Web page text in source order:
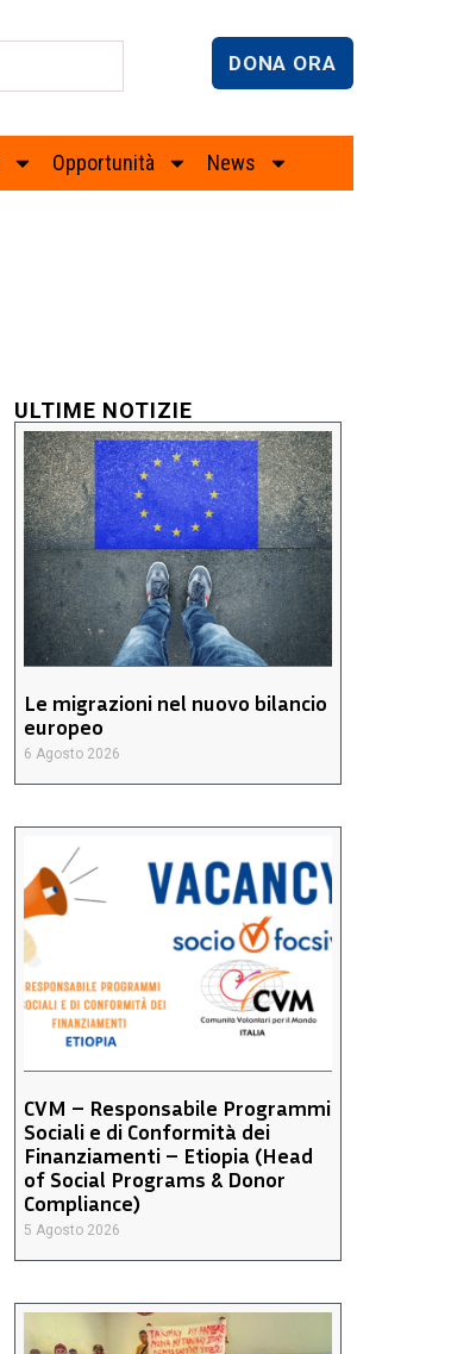
DONA ORA
Opportunità News
ULTIME NOTIZIE
Le migrazioni nel nuovo bilancio
europeo
6 Agosto 2026
CVM – Responsabile Programmi
Sociali e di Conformità dei
Finanziamenti – Etiopia (Head
of Social Programs & Donor
Compliance)
5 Agosto 2026